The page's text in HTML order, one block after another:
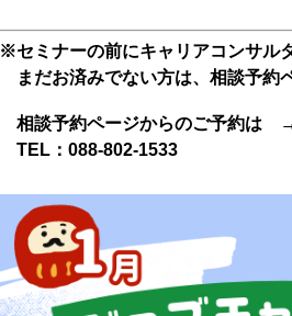
※セミナーの前にキャリアコンサル
まだお済みでない方は、相談予約
相談予約ページからのご予約
TEL：088-802-1533